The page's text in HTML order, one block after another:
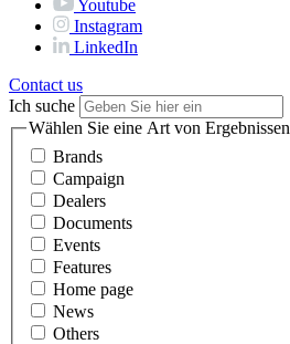
Youtube
Instagram
LinkedIn
Contact us
Ich suche
Wählen Sie eine Art von Ergebnissen
Brands
Campaign
Dealers
Documents
Events
Features
Home page
News
Others